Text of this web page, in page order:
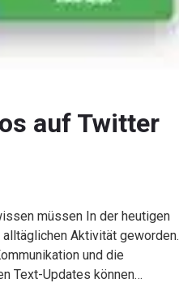
auf Twitter
müssen In der heutigen
Aktivität geworden.
und die
Text-Updates können…